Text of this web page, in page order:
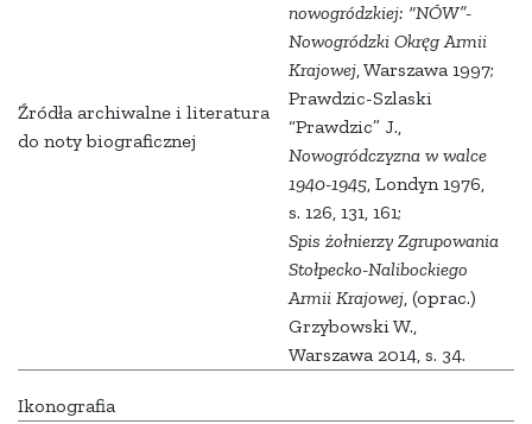
Źródła archiwalne i literatura
do noty biograficznej
nowogródzkiej: “NÓW”-
Nowogródzki Okręg Armii
Krajowej, Warszawa 1997;
Prawdzic-Szlaski
“Prawdzic” J.,
Nowogródczyzna w walce
1940-1945, Londyn 1976,
s. 126, 131, 161;
Spis żołnierzy Zgrupowania
Stołpecko-Nalibockiego
Armii Krajowej, (oprac.)
Grzybowski W.,
Warszawa 2014, s. 34.
Ikonografia